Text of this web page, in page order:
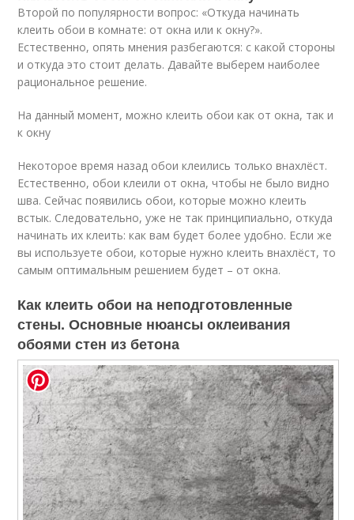
Второй по популярности вопрос: «Откуда начинать
клеить обои в комнате: от окна или к окну?».
Естественно, опять мнения разбегаются: с какой стороны
и откуда это стоит делать. Давайте выберем наиболее
рациональное решение.
На данный момент, можно клеить обои как от окна, так и
к окну
Некоторое время назад обои клеились только внахлёст.
Естественно, обои клеили от окна, чтобы не было видно
шва. Сейчас появились обои, которые можно клеить
встык. Следовательно, уже не так принципиально, откуда
начинать их клеить: как вам будет более удобно. Если же
вы используете обои, которые нужно клеить внахлёст, то
самым оптимальным решением будет – от окна.
Как клеить обои на неподготовленные
стены. Основные нюансы оклеивания
обоями стен из бетона